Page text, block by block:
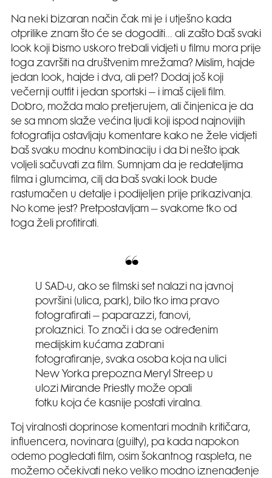
Na neki bizaran način čak mi je i utješno kada
otprilike znam što će se dogoditi… ali zašto baš svaki
look koji bismo uskoro trebali vidjeti u filmu mora prije
toga završiti na društvenim mrežama? Mislim, hajde
jedan look, hajde i dva, ali pet? Dodaj još koji
večernji outfit i jedan sportski – i imaš cijeli film.
Dobro, možda malo pretjerujem, ali činjenica je da
se sa mnom slaže većina ljudi koji ispod najnovijih
fotografija ostavljaju komentare kako ne žele vidjeti
baš svaku modnu kombinaciju i da bi nešto ipak
voljeli sačuvati za film. Sumnjam da je redateljima
filma i glumcima, cilj da baš svaki look bude
rastumačen u detalje i podijeljen prije prikazivanja.
No kome jest? Pretpostavljam – svakome tko od
toga želi profitirati.
U SAD-u, ako se filmski set nalazi na javnoj
površini (ulica, park), bilo tko ima pravo
fotografirati – paparazzi, fanovi,
prolaznici. To znači i da se određenim
medijskim kućama zabrani
fotografiranje, svaka osoba koja na ulici
New Yorka prepozna Meryl Streep u
ulozi Mirande Priestly može opali
fotku koja će kasnije postati viralna.
Toj viralnosti doprinose komentari modnih kritičara,
influencera, novinara (guilty), pa kada napokon
odemo pogledati film, osim šokantnog raspleta, ne
možemo očekivati neko veliko modno iznenađenje